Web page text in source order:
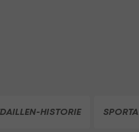
HISTORIE